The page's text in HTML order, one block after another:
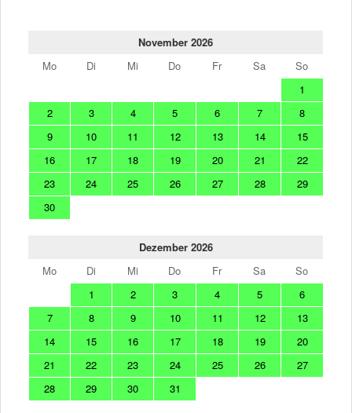
November 2026
Mo
Di Mi Do Fr Sa
So
1
2
3 4 5 6 7
8
9
10 11 12 13 14
15
16
17 18 19 20 21
22
23
24 25 26 27 28
29
30
Dezember 2026
Mo
Di Mi Do Fr Sa
So
1
2 3 4 5
6
7
8 9 10 11 12
13
14
15 16 17 18 19
20
21
22 23 24 25 26
27
28
29 30 31